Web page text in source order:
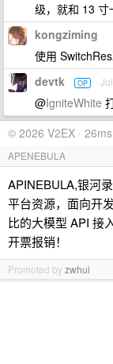
级，就和 13 寸
kongziming
使用
devtk OP
@IgniteWhite
© 2026 V2EX ·
APENEBULA
APINEBULA,银河
平台资源，面向开
比的大模型 API 接
开票报销！
Promoted byzwhui